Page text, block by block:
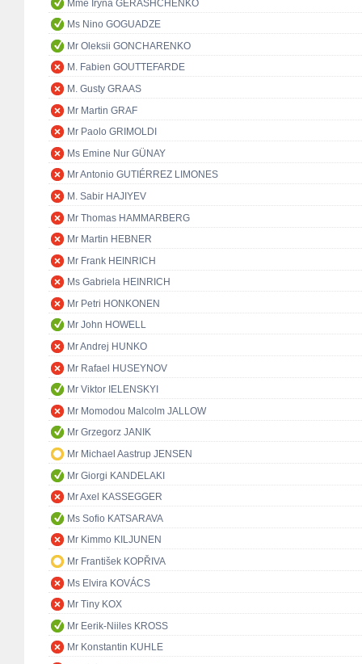
Mme Iryna GERASHCHENKO
Ms Nino GOGUADZE
Mr Oleksii GONCHARENKO
M. Fabien GOUTTEFARDE
M. Gusty GRAAS
Mr Martin GRAF
Mr Paolo GRIMOLDI
Ms Emine Nur GÜNAY
Mr Antonio GUTIÉRREZ LIMONES
M. Sabir HAJIYEV
Mr Thomas HAMMARBERG
Mr Martin HEBNER
Mr Frank HEINRICH
Ms Gabriela HEINRICH
Mr Petri HONKONEN
Mr John HOWELL
Mr Andrej HUNKO
Mr Rafael HUSEYNOV
Mr Viktor IELENSKYI
Mr Momodou Malcolm JALLOW
Mr Grzegorz JANIK
Mr Michael Aastrup JENSEN
Mr Giorgi KANDELAKI
Mr Axel KASSEGGER
Ms Sofio KATSARAVA
Mr Kimmo KILJUNEN
Mr František KOPŘIVA
Ms Elvira KOVÁCS
Mr Tiny KOX
Mr Eerik-Niiles KROSS
Mr Konstantin KUHLE